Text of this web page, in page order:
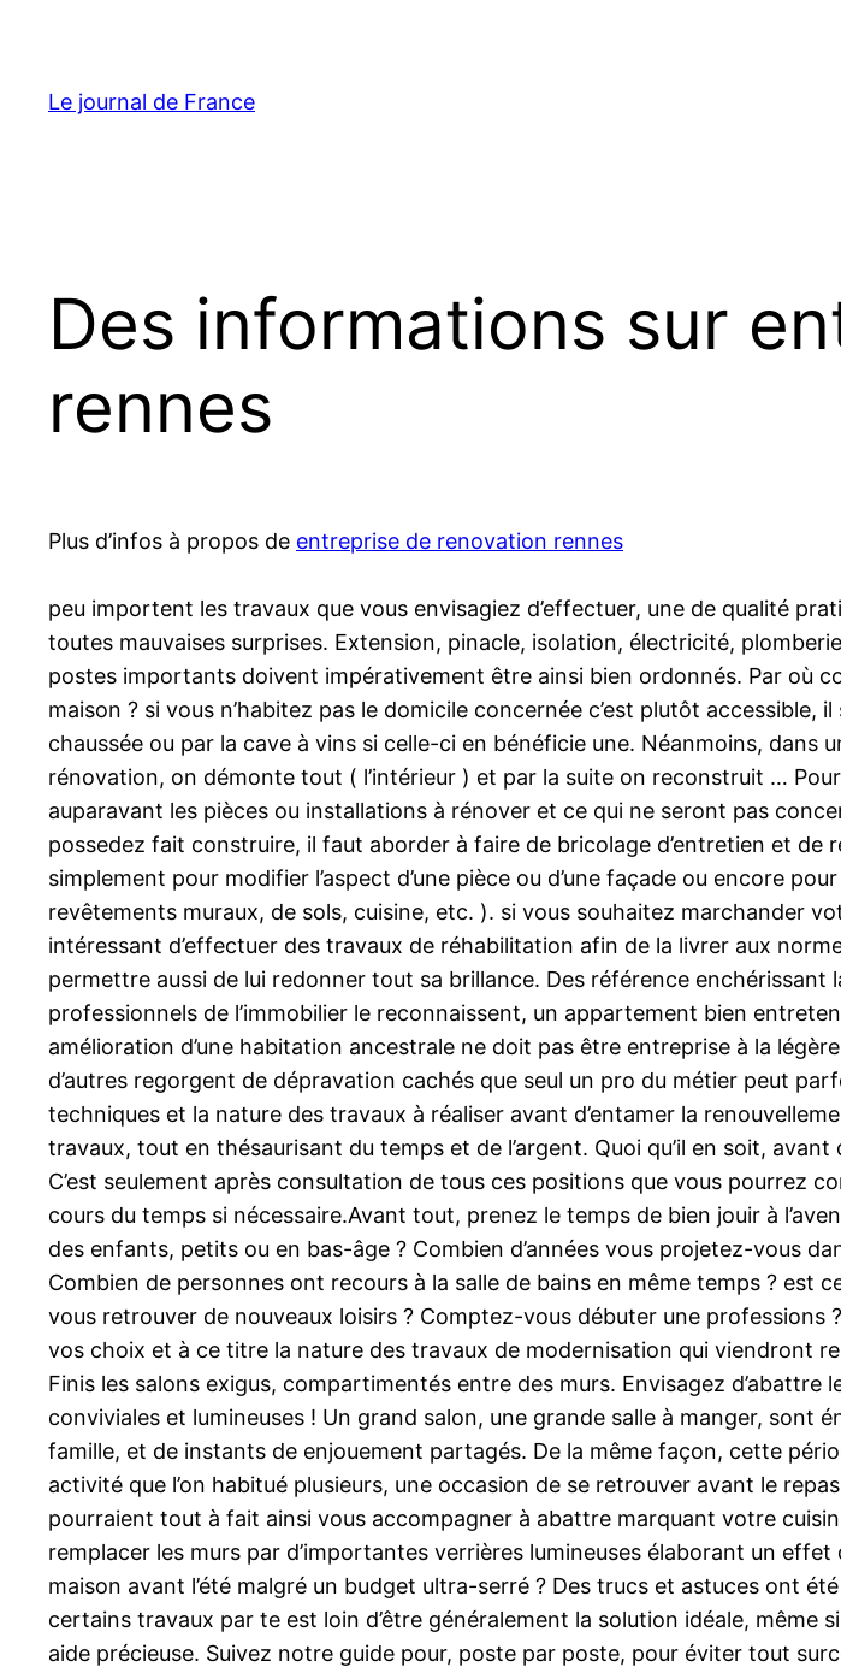
contenu
Le journal de France
Des informations sur
rennes
Plus d’infos à propos de entreprise de renovation rennes
peu importent les travaux que vous envisagiez d’effectuer, une de qualité
toutes mauvaises surprises. Extension, pinacle, isolation, électricité,
postes importants doivent impérativement être ainsi bien ordonnés. Par où
maison ? si vous n’habitez pas le domicile concernée c’est plutôt
chaussée ou par la cave à vins si celle-ci en bénéficie une. Néanmoins, dans
rénovation, on démonte tout ( l’intérieur ) et par la suite on reconstruit …
auparavant les pièces ou installations à rénover et ce qui ne seront pas
possedez fait construire, il faut aborder à faire de bricolage d’entretien et
simplement pour modifier l’aspect d’une pièce ou d’une façade ou encore
revêtements muraux, de sols, cuisine, etc. ). si vous souhaitez marchander
intéressant d’effectuer des travaux de réhabilitation afin de la livrer aux
permettre aussi de lui redonner tout sa brillance. Des référence
professionnels de l’immobilier le reconnaissent, un appartement bien
amélioration d’une habitation ancestrale ne doit pas être entreprise à la
d’autres regorgent de dépravation cachés que seul un pro du métier peut
techniques et la nature des travaux à réaliser avant d’entamer la
travaux, tout en thésaurisant du temps et de l’argent. Quoi qu’il en soit,
C’est seulement après consultation de tous ces positions que vous pourrez
cours du temps si nécessaire.Avant tout, prenez le temps de bien jouir à
des enfants, petits ou en bas-âge ? Combien d’années vous projetez-vous
Combien de personnes ont recours à la salle de bains en même temps ? est
vous retrouver de nouveaux loisirs ? Comptez-vous débuter une
vos choix et à ce titre la nature des travaux de modernisation qui viendront
Finis les salons exigus, compartimentés entre des murs. Envisagez
conviviales et lumineuses ! Un grand salon, une grande salle à manger, sont
famille, et de instants de enjouement partagés. De la même façon, cette
activité que l’on habitué plusieurs, une occasion de se retrouver avant le
pourraient tout à fait ainsi vous accompagner à abattre marquant votre
remplacer les murs par d’importantes verrières lumineuses élaborant un
maison avant l’été malgré un budget ultra-serré ? Des trucs et astuces ont
certains travaux par te est loin d’être généralement la solution idéale,
aide précieuse. Suivez notre guide pour, poste par poste, pour éviter tout